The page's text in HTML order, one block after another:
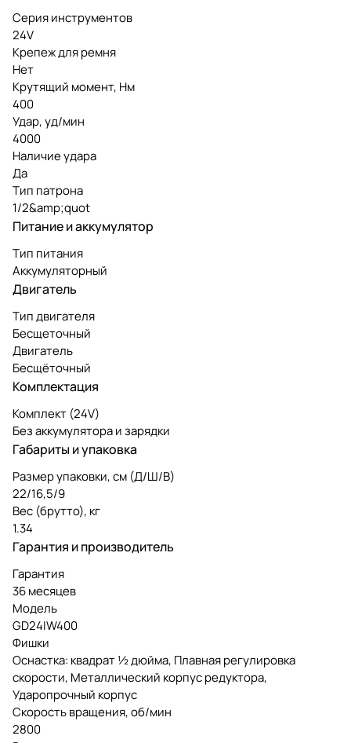
Серия инструментов
24V
Крепеж для ремня
Нет
Крутящий момент, Нм
400
Удар, уд/мин
4000
Наличие удара
Да
Тип патрона
1/2&amp;quot
Питание и аккумулятор
Тип питания
Аккумуляторный
Двигатель
Тип двигателя
Бесщеточный
Двигатель
Бесщёточный
Комплектация
Комплект (24V)
Без аккумулятора и зарядки
Габариты и упаковка
Размер упаковки, см (Д/Ш/В)
22/16,5/9
Вес (брутто), кг
1.34
Гарантия и производитель
Гарантия
36 месяцев
Модель
GD24IW400
Фишки
Оснастка: квадрат ½ дюйма, Плавная регулировка
скорости, Металлический корпус редуктора,
Ударопрочный корпус
Скорость вращения, об/мин
2800